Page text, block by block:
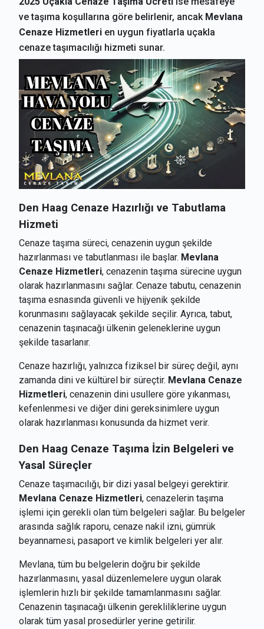
ve taşıma koşullarına göre belirlenir, ancak Mevlana
Cenaze Hizmetleri en uygun fiyatlarla uçakla
cenaze taşımacılığı hizmeti sunar.
Den Haag Cenaze Hazırlığı ve Tabutlama
Hizmeti
Cenaze taşıma süreci, cenazenin uygun şekilde
hazırlanması ve tabutlanması ile başlar. Mevlana
Cenaze Hizmetleri, cenazenin taşıma sürecine uygun
olarak hazırlanmasını sağlar. Cenaze tabutu, cenazenin
taşıma esnasında güvenli ve hijyenik şekilde
korunmasını sağlayacak şekilde seçilir. Ayrıca, tabut,
cenazenin taşınacağı ülkenin geleneklerine uygun
şekilde tasarlanır.
Cenaze hazırlığı, yalnızca fiziksel bir süreç değil, aynı
zamanda dini ve kültürel bir süreçtir. Mevlana Cenaze
Hizmetleri, cenazenin dini usullere göre yıkanması,
kefenlenmesi ve diğer dini gereksinimlere uygun
olarak hazırlanması konusunda da hizmet verir.
Den Haag Cenaze Taşıma İzin Belgeleri ve
Yasal Süreçler
Cenaze taşımacılığı, bir dizi yasal belgeyi gerektirir.
Mevlana Cenaze Hizmetleri, cenazelerin taşıma
işlemi için gerekli olan tüm belgeleri sağlar. Bu belgeler
arasında sağlık raporu, cenaze nakil izni, gümrük
beyannamesi, pasaport ve kimlik belgeleri yer alır.
Mevlana, tüm bu belgelerin doğru bir şekilde
hazırlanmasını, yasal düzenlemelere uygun olarak
işlemlerin hızlı bir şekilde tamamlanmasını sağlar.
Cenazenin taşınacağı ülkenin gerekliliklerine uygun
olarak tüm yasal prosedürler yerine getirilir.